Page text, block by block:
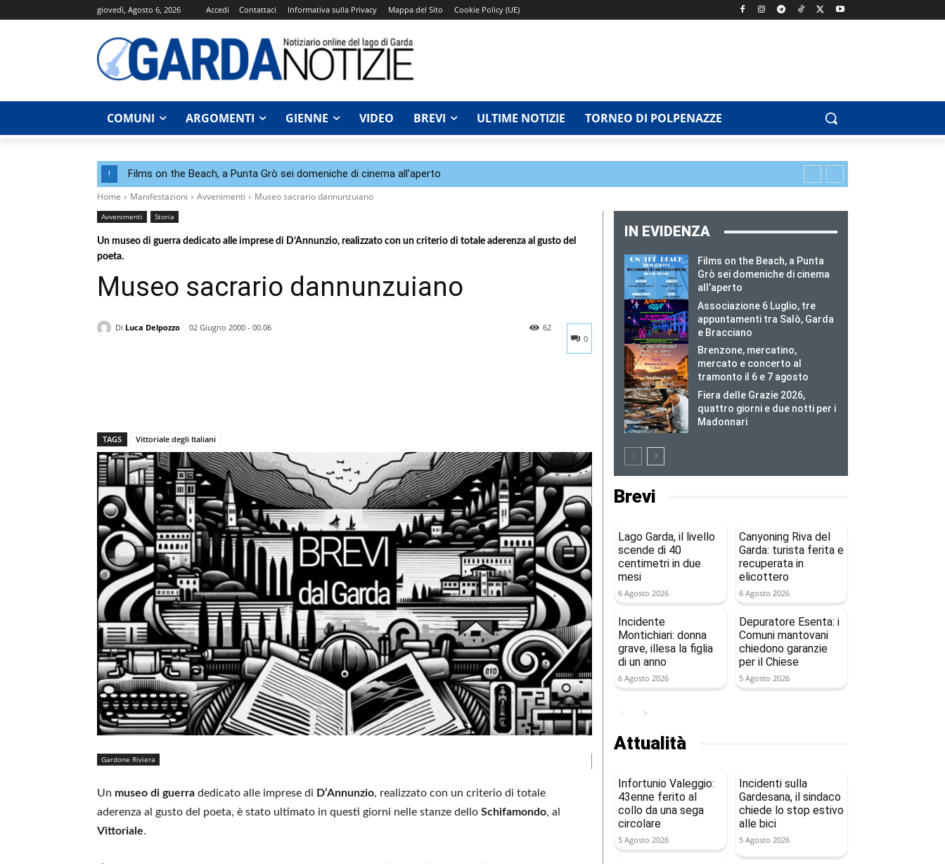
giovedì, Agosto 6, 2026 Accedi Contattaci Informativa sulla Privacy Mappa del Sito Cookie Policy (UE)
COMUNI ARGOMENTI GIENNE VIDEO BREVI ULTIME NOTIZIE TORNEO DI POLPENAZZE
! Films on the Beach, a Punta Grò sei domeniche di cinema all’aperto
Home Manifestazioni Avvenimenti Museo sacrario dannunzuiano
Avvenimenti Storia
Un museo di guerra dedicato alle imprese di D’Annunzio, realizzato con un criterio di totale aderenza al gusto del
poeta.
Museo sacrario dannunzuiano
Di Luca Delpozzo
02 Giugno 2000 - 00.06
0
62
TAGS Vittoriale degli Italiani
Gardone Riviera
Un museo di guerra dedicato alle imprese di D’Annunzio, realizzato con un criterio di totale
aderenza al gusto del poeta, è stato ultimato in questi giorni nelle stanze dello Schifamondo, al
Vittoriale.
IN EVIDENZA
Films on the Beach, a Punta
Grò sei domeniche di cinema
all’aperto
Associazione 6 Luglio, tre
appuntamenti tra Salò, Garda
e Bracciano
Brenzone, mercatino,
mercato e concerto al
tramonto il 6 e 7 agosto
Fiera delle Grazie 2026,
quattro giorni e due notti per i
Madonnari
Brevi
Lago Garda, il livello
scende di 40
centimetri in due
mesi
6 Agosto 2026
Canyoning Riva del
Garda: turista ferita e
recuperata in
elicottero
6 Agosto 2026
Incidente
Montichiari: donna
grave, illesa la figlia
di un anno
6 Agosto 2026
Depuratore Esenta: i
Comuni mantovani
chiedono garanzie
per il Chiese
5 Agosto 2026
Attualità
Infortunio Valeggio:
43enne ferito al
collo da una sega
circolare
5 Agosto 2026
Incidenti sulla
Gardesana, il sindaco
chiede lo stop estivo
alle bici
5 Agosto 2026